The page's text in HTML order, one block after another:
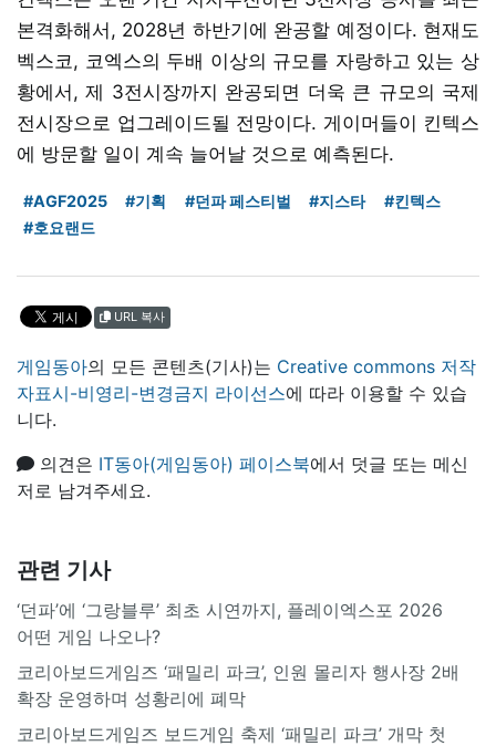
본격화해서, 2028년 하반기에 완공할 예정이다. 현재도
벡스코, 코엑스의 두배 이상의 규모를 자랑하고 있는 상
황에서, 제 3전시장까지 완공되면 더욱 큰 규모의 국제
전시장으로 업그레이드될 전망이다. 게이머들이 킨텍스
에 방문할 일이 계속 늘어날 것으로 예측된다.
#AGF2025 #기획 #던파 페스티벌 #지스타
#킨텍스
#호요랜드
URL 복사
게임동아의 모든 콘텐츠(기사)는 Creative commons 저작
자표시-비영리-변경금지 라이선스에 따라 이용할 수 있습
니다.
의견은 IT동아(게임동아) 페이스북에서 덧글 또는 메신
저로 남겨주세요.
관련 기사
‘던파’에 ‘그랑블루’ 최초 시연까지, 플레이엑스포 2026
어떤 게임 나오나?
코리아보드게임즈 ‘패밀리 파크’, 인원 몰리자 행사장 2배
확장 운영하며 성황리에 폐막
코리아보드게임즈 보드게임 축제 ‘패밀리 파크’ 개막 첫